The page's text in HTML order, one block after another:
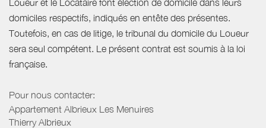
Loueur et le Locataire font élection de domicile dans leurs
domiciles respectifs, indiqués en entête des présentes.
Toutefois, en cas de litige, le tribunal du domicile du Loueur
sera seul compétent. Le présent contrat est soumis à la loi
française.
Pour nous contacter:
Appartement Albrieux Les Menuires
Thierry Albrieux